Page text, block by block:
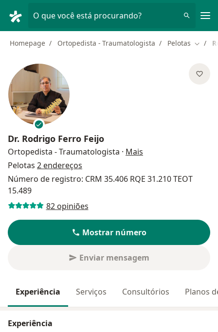
O que você está procurando?
Homepage Ortopedista - Traumatologista Pelotas Mudar
Dr. Rodrigo Ferro Feijo
Ortopedista - Traumatologista · Mais
Pelotas 2 endereços
Número de registro: CRM 35.406 RQE 31.210 TEOT
15.489
82 opiniões
Mostrar número
Enviar mensagem
Experiência Serviços Consultórios Planos
Experiência